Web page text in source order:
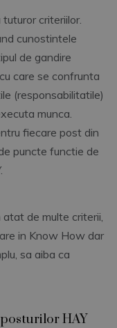
criteriilor.
cunostintele
de gandire
care se confrunta
(responsabilitatile)
munca.
fiecare post din
puncte functie de
de multe criterii,
in Know How dar
sa aiba ca
HAY